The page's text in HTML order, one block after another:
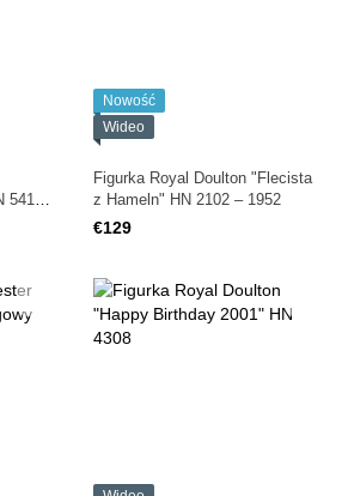
5411
Nowość
Wideo
Figurka Royal Doulton "Flecista
z Hameln" HN 2102 – 1952
€129